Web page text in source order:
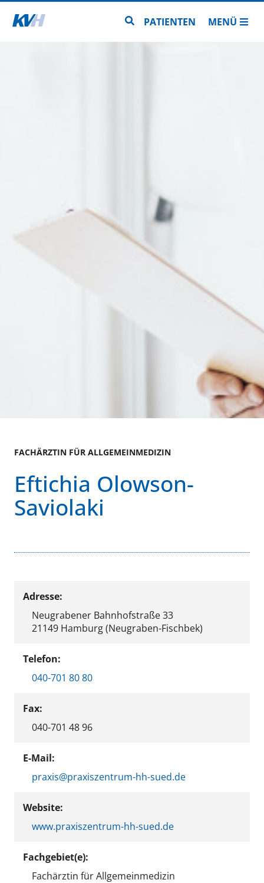
Zur Startseite Zur Seitensuche
PATIENTEN MENÜ
FACHÄRZTIN FÜR ALLGEMEINMEDIZIN
Eftichia Olowson-
Saviolaki
Adresse:
Neugrabener Bahnhofstraße 33
21149 Hamburg (Neugraben-Fischbek)
Telefon:
040-701 80 80
Fax:
040-701 48 96
E-Mail:
praxis@praxiszentrum-hh-sued.de
Website:
www.praxiszentrum-hh-sued.de
Fachgebiet(e):
Fachärztin für Allgemeinmedizin